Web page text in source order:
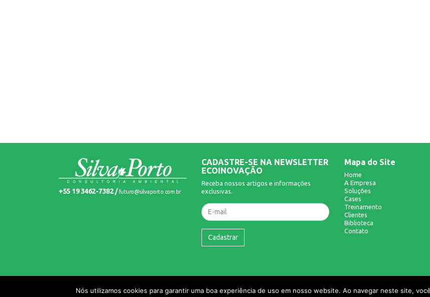
+55 19 3462-7382 /futuro@silvaporto.com.br
CADASTRE-SE NA NEWSLETTER
ECOINOVAÇÃO
Receba nossos artigos e informações
exclusivas.
Nome
Cadastrar
Mapa do Site
Home
A Empresa
Soluções
Cases
Treinamento
Clientes
Biblioteca
Contato
© 2026 Silva Porto. Todos os Direitos Reservados.
Nós utilizamos cookies para garantir uma boa experiência de uso em nosso website. Ao navegar neste site,